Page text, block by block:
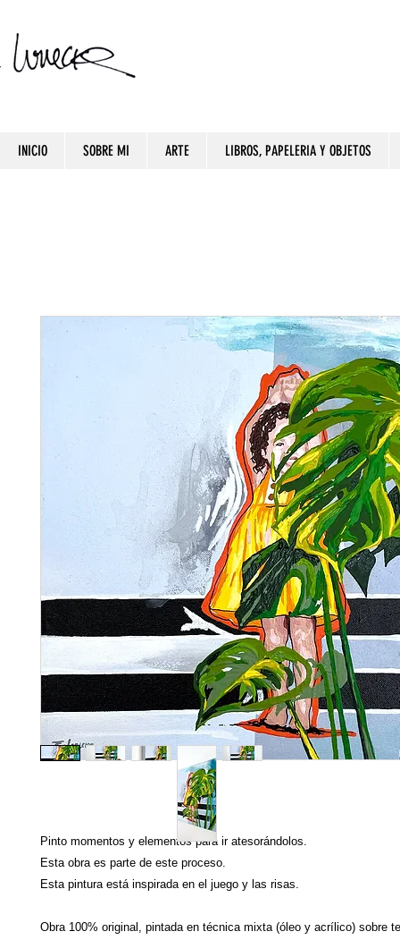
INICIO SOBRE MI ARTE LIBROS, PAPELERIA Y OBJETOS
Pinto momentos y elementos para ir atesorándolos.
Esta obra es parte de este proceso.
Esta pintura está inspirada en el juego y las risas.
Obra 100% original, pintada en técnica mixta (óleo y acrílico) sobre